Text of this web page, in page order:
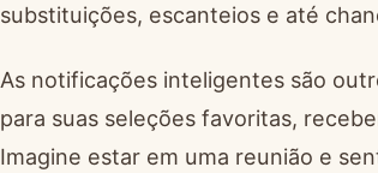
substituições, escanteios e até
As notificações inteligentes são
para suas seleções favoritas,
Imagine estar em uma reunião e